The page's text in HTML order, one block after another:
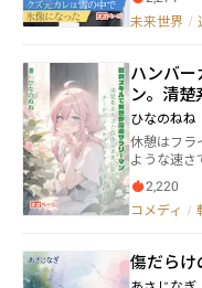
てた元彼、
した物資を
トを手に
された空間を発動さ
蓄を始める
ボート...350万
求める電話
ダントを狙っても
極熱...次々
02号室の
彼女の扉を
止め、石油
る... 千夏は
未来世界 /
ハンバ
ン。清
旅をする。
ひなのねね
休憩はフラ
ような速さで進行中。 ===
味なムラ
残業に疲
ラーのハンバーガー
ったことで、
片手に旅をするの
2,220
コメディ /
傷だらけ